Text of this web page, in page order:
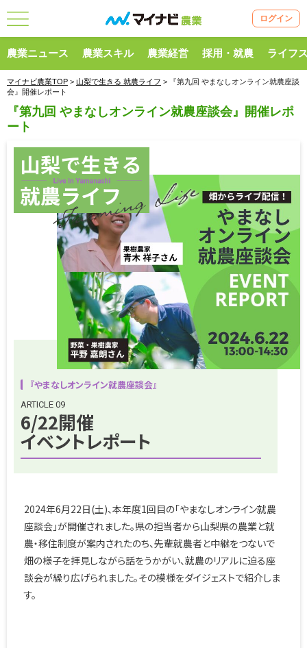
ログイン
農業ニュース 農業スキル 農業経営 採用・就農 ライフ
マイナビ農業TOP > 山梨で生きる 就農ライフ > 『第九回 やまなしオンライン就農座談
会』開催レポート
『第九回 やまなしオンライン就農座談会』開催レポ
ート
『やまなしオンライン就農座談会』
ARTICLE 09
6/22開催
イベントレポート
2024年6月22日(土)、本年度1回目の「やまなしオンライン就農
座談会」が開催されました。県の担当者から山梨県の農業と就
農・移住制度が案内されたのち、先輩就農者と中継をつないで
畑の様子を拝見しながら話をうかがい、就農のリアルに迫る座
談会が繰り広げられました。その模様をダイジェストで紹介しま
す。